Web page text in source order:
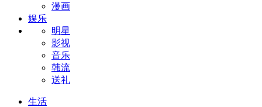
漫画
娱乐
明星
影视
音乐
韩流
送礼
生活